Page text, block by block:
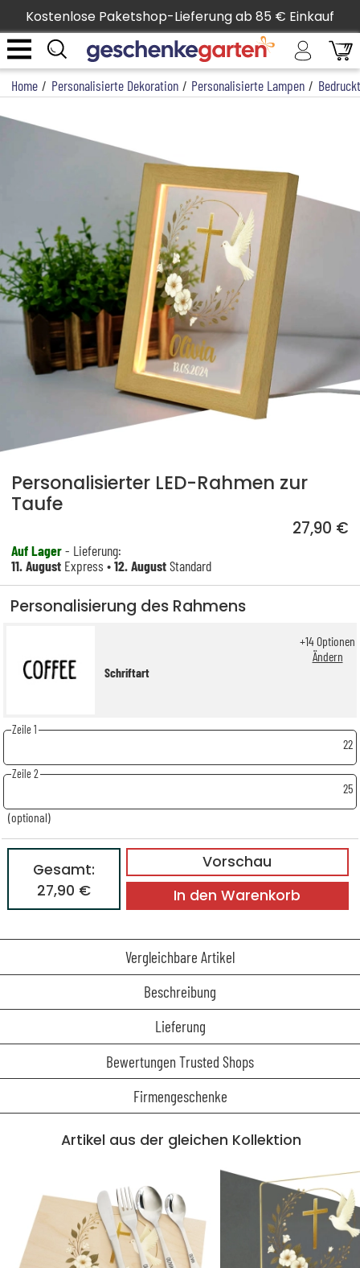
Kostenlose Paketshop-Lieferung ab 85 € Einkauf
Home / Personalisierte Dekoration / Personalisierte Lampen /
Personalisierter LED-Rahmen zur
Taufe
27,90 €
Auf Lager- Lieferung:
11. August Express •12. AugustStandard
Personalisierung des Rahmens
Schriftart
+14Optionen
Ändern
Zeile 1
22
Zeile 2
25
(optional)
Vorschau
Gesamt:
27,90 €
In den Warenkorb
Vergleichbare Artikel
Beschreibung
Lieferung
Bewertungen Trusted Shops
Firmengeschenke
Artikel aus der gleichen Kollektion